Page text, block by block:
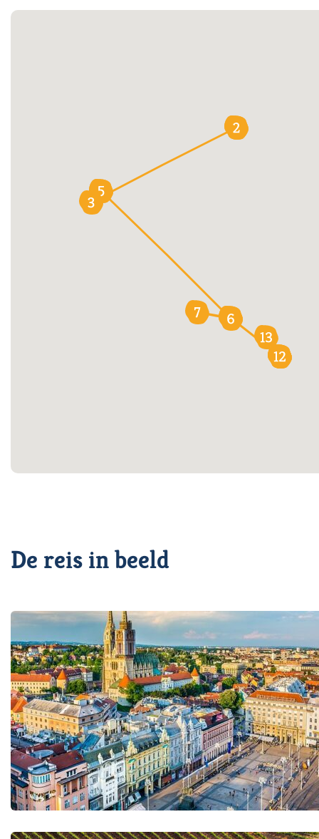
De reis in beeld